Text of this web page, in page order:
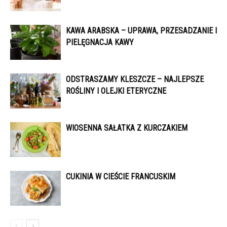
KAWA ARABSKA – UPRAWA, PRZESADZANIE I
PIELĘGNACJA KAWY
ODSTRASZAMY KLESZCZE – NAJLEPSZE
ROŚLINY I OLEJKI ETERYCZNE
WIOSENNA SAŁATKA Z KURCZAKIEM
CUKINIA W CIEŚCIE FRANCUSKIM